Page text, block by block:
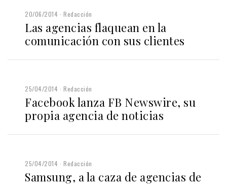
20/06/2014 Redacción
Las agencias flaquean en la
comunicación con sus clientes
25/04/2014 Redacción
Facebook lanza FB Newswire, su
propia agencia de noticias
25/04/2014 Redacción
Samsung, a la caza de agencias de